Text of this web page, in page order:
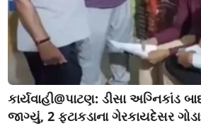
કાર્યવાહી@પાટણ: ડીસા અગ્નિકાંડ
જાગ્યું, 2 ફટાકડાના ગેરકાયદેસર